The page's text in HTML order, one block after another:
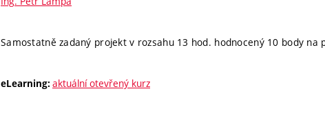
Samostatně zadaný projekt v rozsahu 13 hod. hodnocený 10 body
eLearning: aktuální otevřený kurz